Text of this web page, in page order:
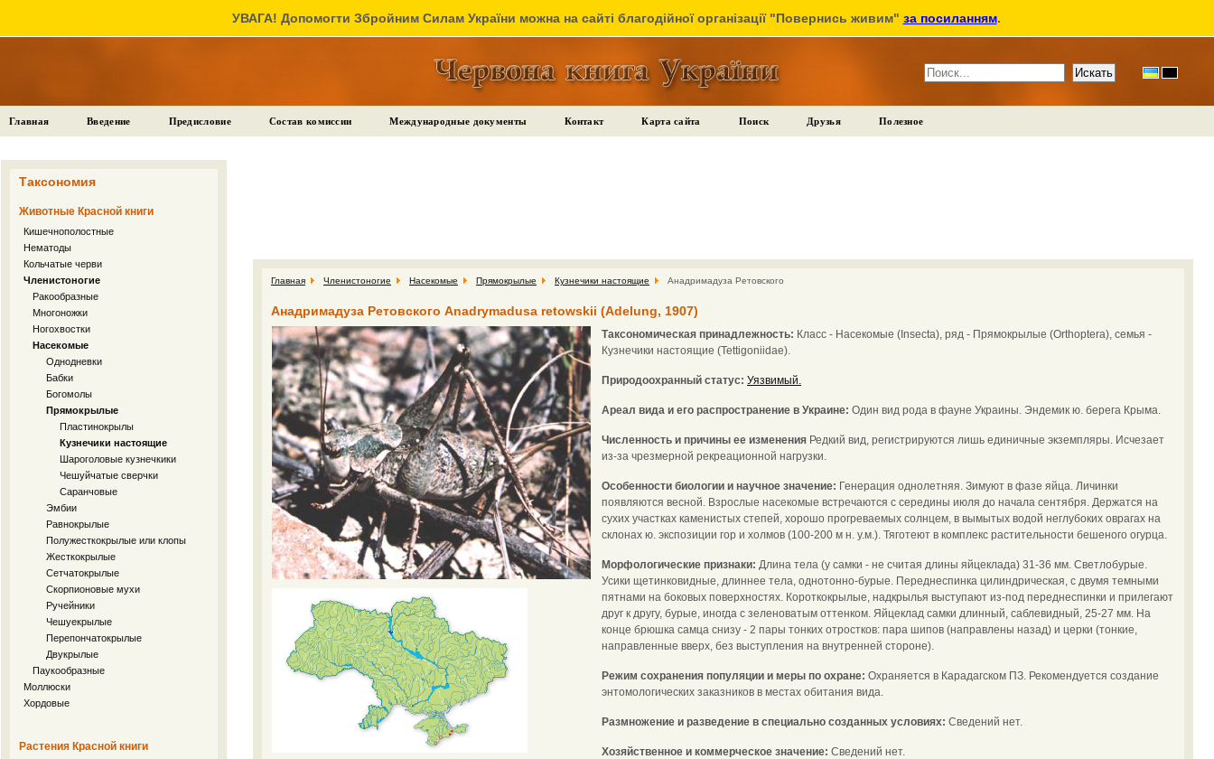
УВАГА! Допомогти Збройним Силам України можна на сайті благодійної організації "Повернись живим" за посиланням.
Главная Введение Предисловие Состав комиссии Международные документы Контакт Карта сайта Поиск Друзья Полезное
Таксономия
Животные Красной книги
Кишечнополостные
Нематоды
Кольчатые черви
Членистоногие
Ракообразные
Многоножки
Ногохвостки
Насекомые
Однодневки
Бабки
Богомолы
Прямокрылые
Пластинокрылы
Кузнечики настоящие
Шароголовые кузнечкики
Чешуйчатые сверчки
Саранчовые
Эмбии
Равнокрылые
Полужесткокрылые или клопы
Жесткокрылые
Сетчатокрылые
Скорпионовые мухи
Ручейники
Чешуекрылые
Перепончатокрылые
Двукрылые
Паукообразные
Моллюски
Хордовые
Растения Красной книги
Главная Членистоногие Насекомые Прямокрылые Кузнечики настоящие Анадримадуза Ретовского
Анадримадуза Ретовского Anadrymadusa retowskii (Adelung, 1907)
Таксономическая принадлежность: Класс - Насекомые (Insecta), ряд - Прямокрылые (Orthoptera), семья -
Кузнечики настоящие (Tettigoniidae).
Природоохранный статус: Уязвимый.
Ареал вида и его распространение в Украине: Один вид рода в фауне Украины. Эндемик ю. берега Крыма.
Численность и причины ее изменения Редкий вид, регистрируются лишь единичные экземпляры. Исчезает
из-за чрезмерной рекреационной нагрузки.
Особенности биологии и научное значение: Генерация однолетняя. Зимуют в фазе яйца. Личинки
появляются весной. Взрослые насекомые встречаются с середины июля до начала сентября. Держатся на
сухих участках каменистых степей, хорошо прогреваемых солнцем, в вымытых водой неглубоких оврагах на
склонах ю. экспозиции гор и холмов (100-200 м н. у.м.). Тяготеют в комплекс растительности бешеного огурца.
Морфологические признаки: Длина тела (у самки - не считая длины яйцеклада) 31-36 мм. Светлобурые.
Усики щетинковидные, длиннее тела, однотонно-бурые. Переднеспинка цилиндрическая, с двумя темными
пятнами на боковых поверхностях. Короткокрылые, надкрылья выступают из-под переднеспинки и прилегают
друг к другу, бурые, иногда с зеленоватым оттенком. Яйцеклад самки длинный, саблевидный, 25-27 мм. На
конце брюшка самца снизу - 2 пары тонких отростков: пара шипов (направлены назад) и церки (тонкие,
направленные вверх, без выступления на внутренней стороне).
Режим сохранения популяции и меры по охране: Охраняется в Карадагском ПЗ. Рекомендуется создание
энтомологических заказников в местах обитания вида.
Размножение и разведение в специально созданных условиях: Сведений нет.
Хозяйственное и коммерческое значение: Сведений нет.